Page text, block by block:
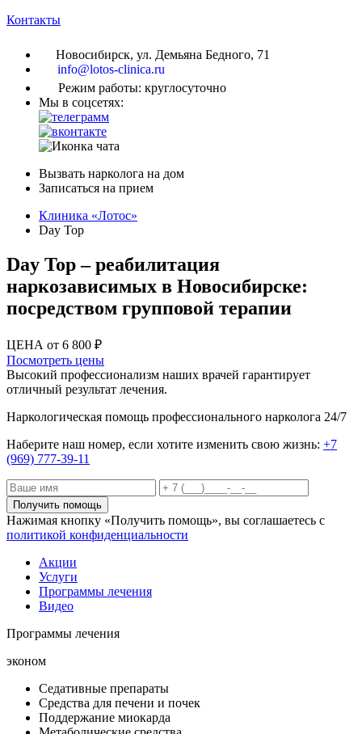
Контакты
Новосибирск, ул. Демьяна Бедного, 71
info@lotos-clinica.ru
Режим работы: круглосуточно
Мы в соцсетях:
Вызвать нарколога на дом
Записаться на прием
Клиника «Лотос»
Day Top
Day Top – реабилитация
наркозависимых в Новосибирске:
посредством групповой терапии
ЦЕНА от 6 800 ₽
Посмотреть цены
Высокий профессионализм наших врачей гарантирует
отличный результат лечения.
Наркологическая помощь профессионального нарколога 24/7
Наберите наш номер, если хотите изменить свою жизнь: +7
(969) 777-39-11
Получить помощь
Нажимая кнопку «Получить помощь», вы соглашаетесь с
политикой конфиденциальности
Акции
Услуги
Программы лечения
Видео
Программы лечения
эконом
Седативные препараты
Средства для печени и почек
Поддержание миокарда